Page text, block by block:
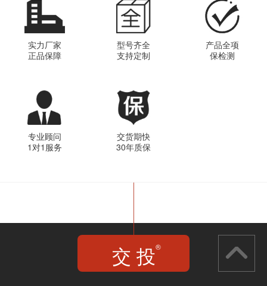
实力厂家
正品保障
型号齐全
支持定制
产品全项
保检测
专业顾问
1对1服务
交货期快
30年质保
交 投®